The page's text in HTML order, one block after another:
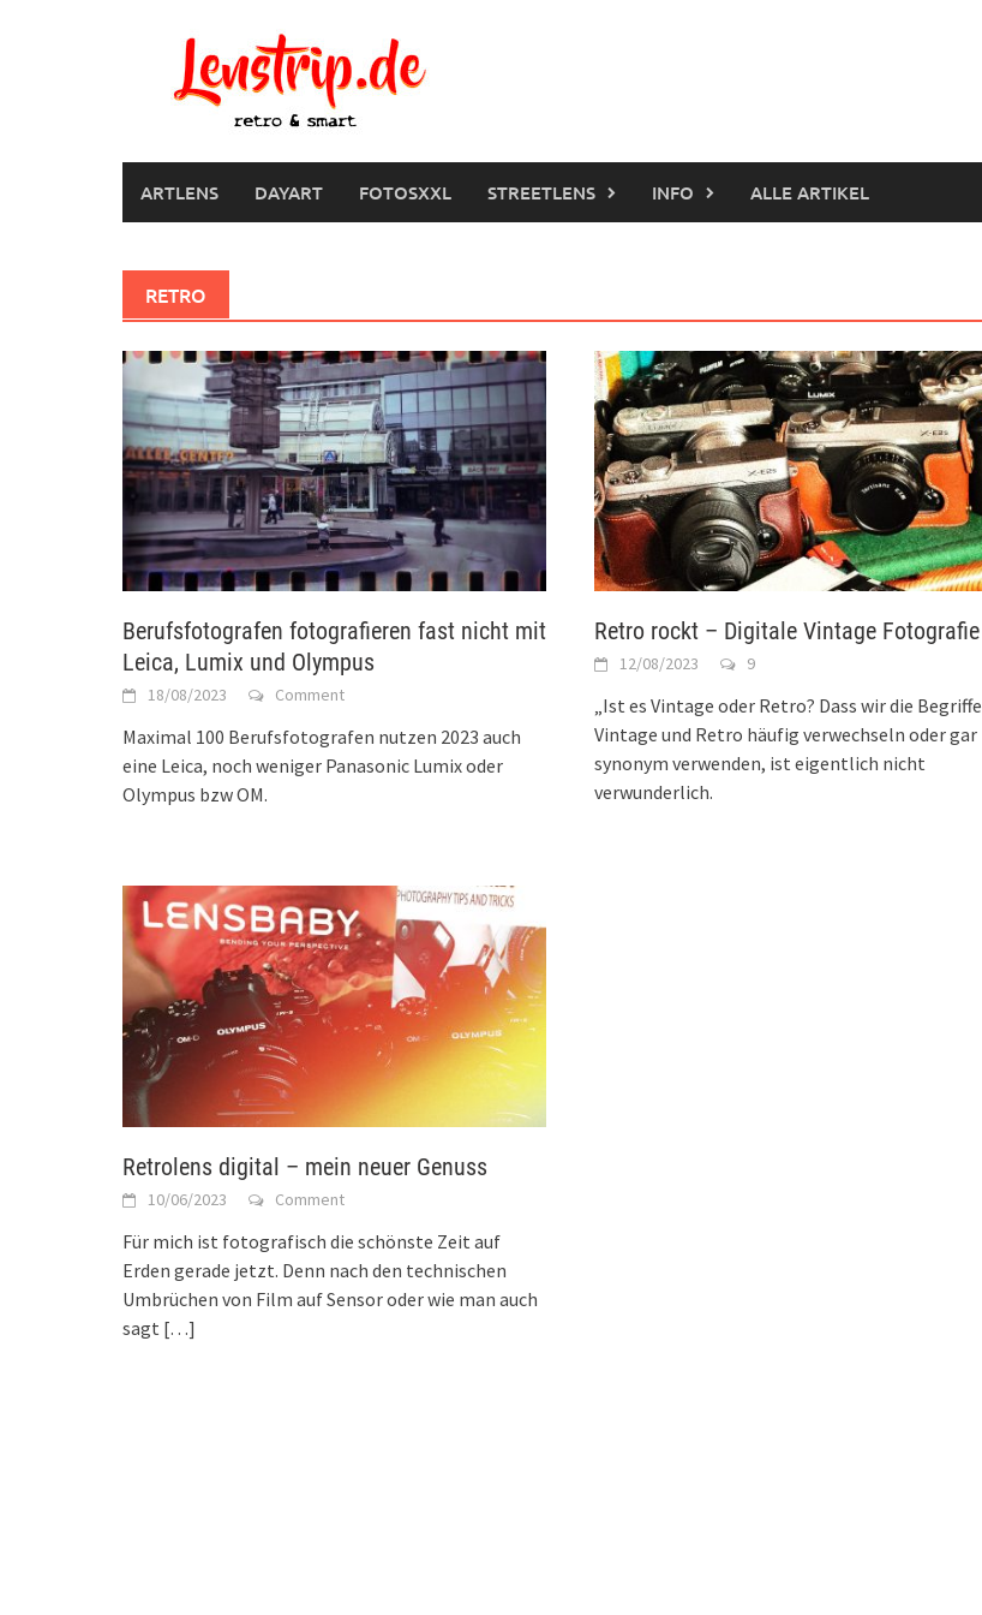
ARTLENS DAYART FOTOSXXL STREETLENS INFO ALLE ARTIKEL
RETRO
Berufsfotografen fotografieren fast nicht mit
Leica, Lumix und Olympus
18/08/2023 Comment
Maximal 100 Berufsfotografen nutzen 2023 auch
eine Leica, noch weniger Panasonic Lumix oder
Olympus bzw OM.
Retro rockt – Digitale Vintage Fotografie
12/08/2023 9
„Ist es Vintage oder Retro? Dass wir die Begriffe
Vintage und Retro häufig verwechseln oder gar
synonym verwenden, ist eigentlich nicht
verwunderlich.
Retrolens digital – mein neuer Genuss
10/06/2023 Comment
Für mich ist fotografisch die schönste Zeit auf
Erden gerade jetzt. Denn nach den technischen
Umbrüchen von Film auf Sensor oder wie man auch
sagt […]